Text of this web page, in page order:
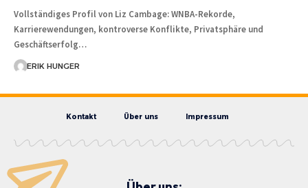
Vollständiges Profil von Liz Cambage: WNBA-Rekorde,
Karrierewendungen, kontroverse Konflikte, Privatsphäre und
Geschäftserfolg…
ERIK HUNGER
Kontakt Über uns Impressum